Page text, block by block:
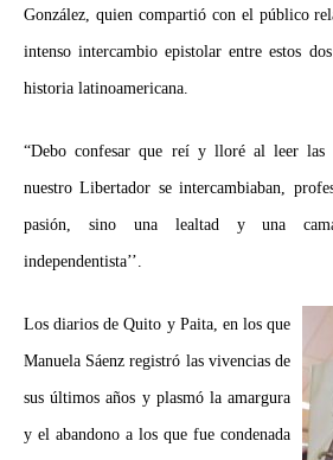
González, quien compartió con el público
intenso intercambio epistolar entre estos
historia latinoamericana.
“Debo confesar que reí y lloré al leer las
nuestro Libertador se intercambiaban,
pasión, sino una lealtad y una
independentista’’.
Los diarios de Quito y Paita, en los que
Manuela Sáenz registró las vivencias de
sus últimos años y plasmó la amargura
y el abandono a los que fue condenada